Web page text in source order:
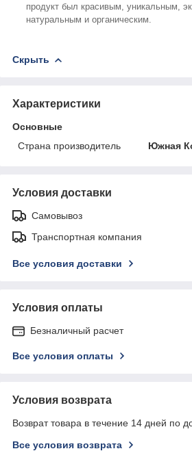
продукт был красивым, уникальным,
натуральным и органическим.
Скрыть
Характеристики
Основные
Страна производитель
Южная
Условия доставки
Самовывоз
Транспортная компания
Все условия доставки
Условия оплаты
Безналичный расчет
Все условия оплаты
Условия возврата
Возврат товара в течение 14 дней по
Все условия возврата